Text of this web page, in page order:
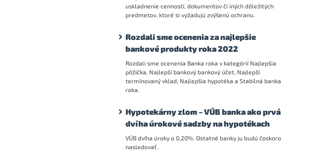
uskladnenie cenností, dokumentov či iných dôležitých
predmetov, ktoré si vyžadujú zvýšenú ochranu.
Rozdali sme ocenenia za najlepšie
bankové produkty roka 2022
Rozdali sme ocenenia Banka roka v kategórií Najlepšia
pôžička, Najlepší bankový bankový účet, Najlepší
termínovaný vklad, Najlepšia hypotéka a Stabilná banka
roka.
Hypotekárny zlom – VÚB banka ako prvá
dvíha úrokové sadzby na hypotékach
VÚB dvíha úroky o 0,20%. Ostatné banky ju budú čoskoro
nasledovať .